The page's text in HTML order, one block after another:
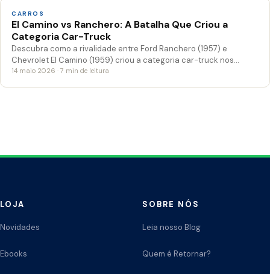
CARROS
El Camino vs Ranchero: A Batalha Que Criou a
Categoria Car-Truck
Descubra como a rivalidade entre Ford Ranchero (1957) e
Chevrolet El Camino (1959) criou a categoria car-truck nos…
14 maio 2026 · 7 min de leitura
LOJA
Novidades
Ebooks
SOBRE NÓS
Leia nosso Blog
Quem é Retornar?